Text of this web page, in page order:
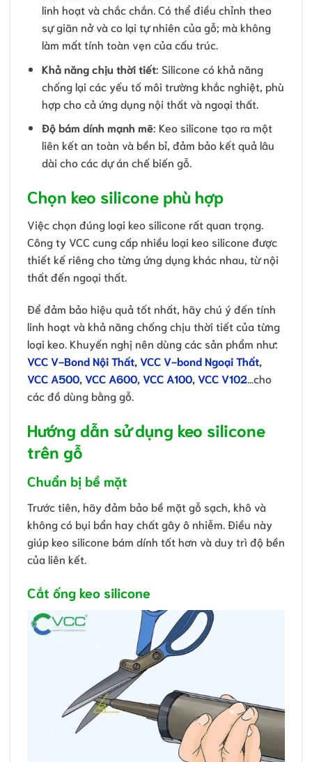
linh hoạt và chắc chắn. Có thể điều chỉnh theo
sự giãn nở và co lại tự nhiên của gỗ; mà không
làm mất tính toàn vẹn của cấu trúc.
Khả năng chịu thời tiết: Silicone có khả năng
chống lại các yếu tố môi trường khắc nghiệt, phù
hợp cho cả ứng dụng nội thất và ngoại thất.
Độ bám dính mạnh mẽ: Keo silicone tạo ra một
liên kết an toàn và bền bỉ, đảm bảo kết quả lâu
dài cho các dự án chế biến gỗ.
Chọn keo silicone phù hợp
Việc chọn đúng loại keo silicone rất quan trọng.
Công ty VCC cung cấp nhiều loại keo silicone được
thiết kế riêng cho từng ứng dụng khác nhau, từ nội
thất đến ngoại thất.
Để đảm bảo hiệu quả tốt nhất, hãy chú ý đến tính
linh hoạt và khả năng chống chịu thời tiết của từng
loại keo. Khuyến nghị nên dùng các sản phẩm như:
VCC V-Bond Nội Thất, VCC V-bond Ngoại Thất,
VCC A500, VCC A600, VCC A100, VCC V102 …cho
các đồ dùng bằng gỗ.
Hướng dẫn sử dụng keo silicone
trên gỗ
Chuẩn bị bề mặt
Trước tiên, hãy đảm bảo bề mặt gỗ sạch, khô và
không có bụi bẩn hay chất gây ô nhiễm. Điều này
giúp keo silicone bám dính tốt hơn và duy trì độ bền
của liên kết.
Cắt ống keo silicone